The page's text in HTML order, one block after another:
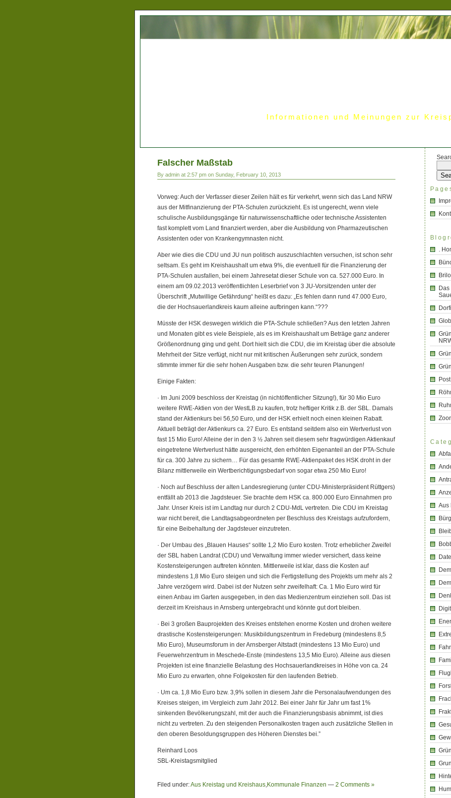
Informationen und Meinungen zur
Falscher Maßstab
By admin at 2:57 pm on Sunday, February 10, 2013
Vorweg: Auch der Verfasser dieser Zeilen hält es für verkehrt, wenn sich das Land NRW
aus der Mitfinanzierung der PTA-Schulen zurückzieht. Es ist ungerecht, wenn viele
schulische Ausbildungsgänge für naturwissenschaftliche oder technische Assistenten
fast komplett vom Land finanziert werden, aber die Ausbildung von Pharmazeutischen
Assistenten oder von Krankengymnasten nicht.
Aber wie dies die CDU und JU nun politisch auszuschlachten versuchen, ist schon sehr
seltsam. Es geht im Kreishaushalt um etwa 9%, die eventuell für die Finanzierung der
PTA-Schulen ausfallen, bei einem Jahresetat dieser Schule von ca. 527.000 Euro. In
einem am 09.02.2013 veröffentlichten Leserbrief von 3 JU-Vorsitzenden unter der
Überschrift „Mutwillige Gefährdung“ heißt es dazu: „Es fehlen dann rund 47.000 Euro,
die der Hochsauerlandkreis kaum alleine aufbringen kann.“???
Müsste der HSK deswegen wirklich die PTA-Schule schließen? Aus den letzten Jahren
und Monaten gibt es viele Beispiele, als es im Kreishaushalt um Beträge ganz anderer
Größenordnung ging und geht. Dort hielt sich die CDU, die im Kreistag über die absolute
Mehrheit der Sitze verfügt, nicht nur mit kritischen Äußerungen sehr zurück, sondern
stimmte immer für die sehr hohen Ausgaben bzw. die sehr teuren Planungen!
Einige Fakten:
· Im Juni 2009 beschloss der Kreistag (in nichtöffentlicher Sitzung!), für 30 Mio Euro
weitere RWE-Aktien von der WestLB zu kaufen, trotz heftiger Kritik z.B. der SBL. Damals
stand der Aktienkurs bei 56,50 Euro, und der HSK erhielt noch einen kleinen Rabatt.
Aktuell beträgt der Aktienkurs ca. 27 Euro. Es entstand seitdem also ein Wertverlust von
fast 15 Mio Euro! Alleine der in den 3 ½ Jahren seit diesem sehr fragwürdigen Aktienkauf
eingetretene Wertverlust hätte ausgereicht, den erhöhten Eigenanteil an der PTA-Schule
für ca. 300 Jahre zu sichern… Für das gesamte RWE-Aktienpaket des HSK droht in der
Bilanz mittlerweile ein Wertberichtigungsbedarf von sogar etwa 250 Mio Euro!
· Noch auf Beschluss der alten Landesregierung (unter CDU-Ministerpräsident Rüttgers)
entfällt ab 2013 die Jagdsteuer. Sie brachte dem HSK ca. 800.000 Euro Einnahmen pro
Jahr. Unser Kreis ist im Landtag nur durch 2 CDU-MdL vertreten. Die CDU im Kreistag
war nicht bereit, die Landtagsabgeordneten per Beschluss des Kreistags aufzufordern,
für eine Beibehaltung der Jagdsteuer einzutreten.
· Der Umbau des „Blauen Hauses“ sollte 1,2 Mio Euro kosten. Trotz erheblicher Zweifel
der SBL haben Landrat (CDU) und Verwaltung immer wieder versichert, dass keine
Kostensteigerungen auftreten könnten. Mittlerweile ist klar, dass die Kosten auf
mindestens 1,8 Mio Euro steigen und sich die Fertigstellung des Projekts um mehr als 2
Jahre verzögern wird. Dabei ist der Nutzen sehr zweifelhaft: Ca. 1 Mio Euro wird für
einen Anbau im Garten ausgegeben, in den das Medienzentrum einziehen soll. Das ist
derzeit im Kreishaus in Arnsberg untergebracht und könnte gut dort bleiben.
· Bei 3 großen Bauprojekten des Kreises entstehen enorme Kosten und drohen weitere
drastische Kostensteigerungen: Musikbildungszentrum in Fredeburg (mindestens 8,5
Mio Euro), Museumsforum in der Arnsberger Altstadt (mindestens 13 Mio Euro) und
Feuerwehrzentrum in Meschede-Enste (mindestens 13,5 Mio Euro). Alleine aus diesen
Projekten ist eine finanzielle Belastung des Hochsauerlandkreises in Höhe von ca. 24
Mio Euro zu erwarten, ohne Folgekosten für den laufenden Betrieb.
· Um ca. 1,8 Mio Euro bzw. 3,9% sollen in diesem Jahr die Personalaufwendungen des
Kreises steigen, im Vergleich zum Jahr 2012. Bei einer Jahr für Jahr um fast 1%
sinkenden Bevölkerungszahl, mit der auch die Finanzierungsbasis abnimmt, ist dies
nicht zu vertreten. Zu den steigenden Personalkosten tragen auch zusätzliche Stellen in
den oberen Besoldungsgruppen des Höheren Dienstes bei.”
Reinhard Loos
SBL-Kreistagsmitglied
Filed under:Aus Kreistag und Kreishaus,Kommunale Finanzen — 2 Comments »
.
Aus